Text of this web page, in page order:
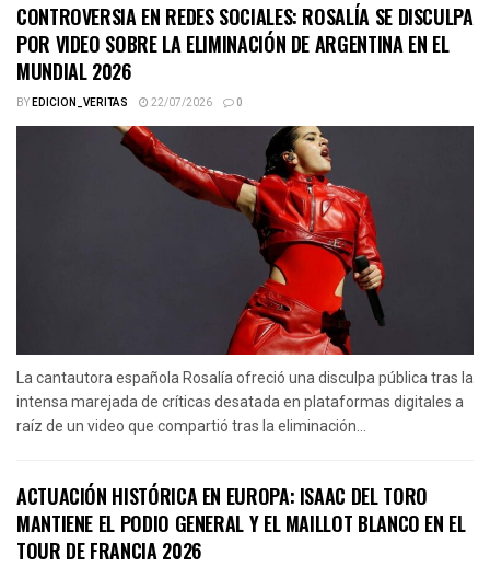
CONTROVERSIA EN REDES SOCIALES: ROSALÍA SE DISCULPA
POR VIDEO SOBRE LA ELIMINACIÓN DE ARGENTINA EN EL
MUNDIAL 2026
BYEDICION_VERITAS 22/07/2026 0
La cantautora española Rosalía ofreció una disculpa pública tras la
intensa marejada de críticas desatada en plataformas digitales a
raíz de un video que compartió tras la eliminación...
ACTUACIÓN HISTÓRICA EN EUROPA: ISAAC DEL TORO
MANTIENE EL PODIO GENERAL Y EL MAILLOT BLANCO EN EL
TOUR DE FRANCIA 2026